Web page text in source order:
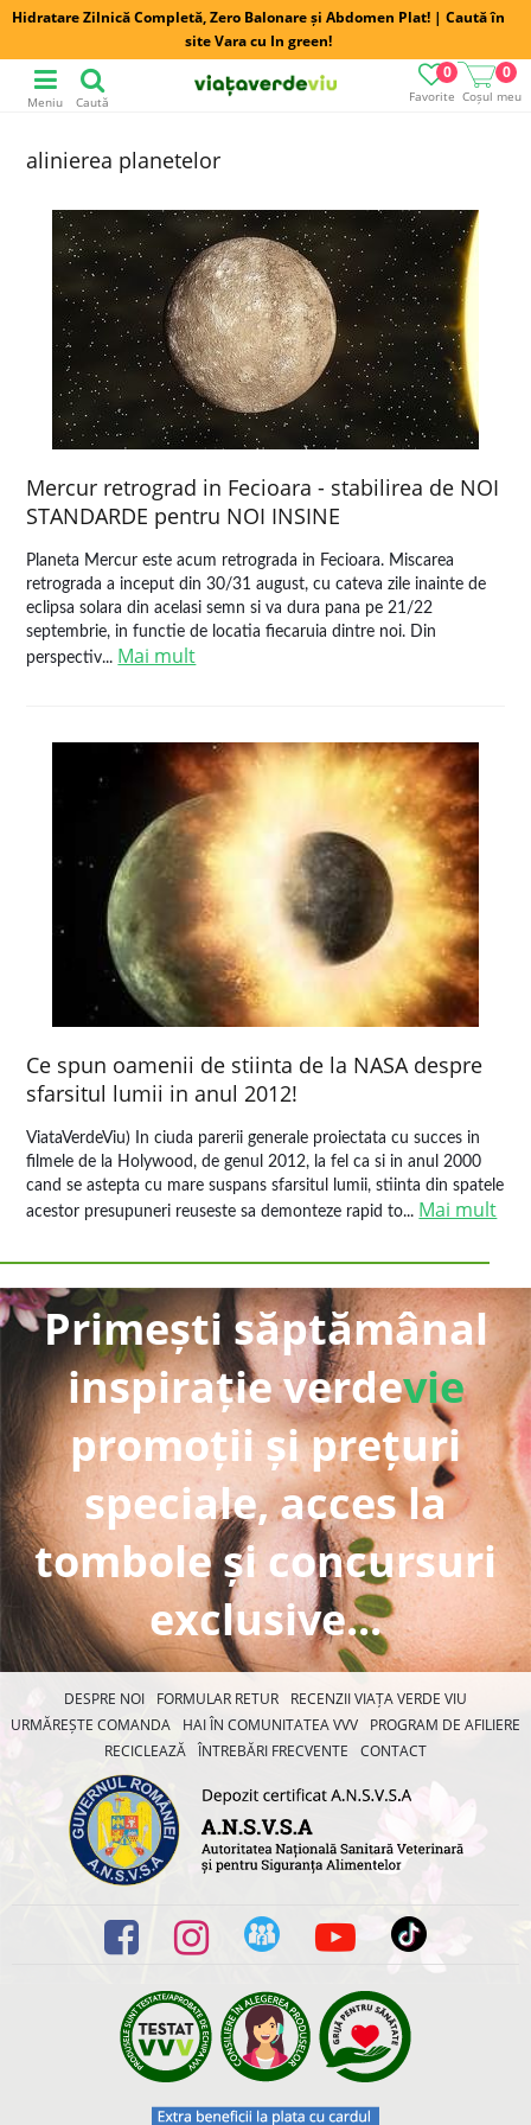
Hidratare Zilnică Completă, Zero Balonare și Abdomen Plat! | Caută în
site Vara cu In green!
Favorite
0
Coșul meu
0
Meniu Caută
alinierea planetelor
Mercur retrograd in Fecioara - stabilirea de NOI
STANDARDE pentru NOI INSINE
Planeta Mercur este acum retrograda in Fecioara. Miscarea
retrograda a inceput din 30/31 august, cu cateva zile inainte de
eclipsa solara din acelasi semn si va dura pana pe 21/22
septembrie, in functie de locatia fiecaruia dintre noi. Din
perspectiv... Mai mult
Ce spun oamenii de stiinta de la NASA despre
sfarsitul lumii in anul 2012!
ViataVerdeViu) In ciuda parerii generale proiectata cu succes in
filmele de la Holywood, de genul 2012, la fel ca si in anul 2000
cand se astepta cu mare suspans sfarsitul lumii, stiinta din spatele
acestor presupuneri reuseste sa demonteze rapid to... Mai mult
Primești săptămânal
inspirație verdevie
promoții și prețuri
speciale, acces la
tombole și concursuri
exclusive...
DESPRE NOI FORMULAR RETUR
RECENZII VIAȚA VERDE VIU
URMĂREȘTE COMANDA
HAI ÎN COMUNITATEA VVV
PROGRAM DE AFILIERE
RECICLEAZĂ ÎNTREBĂRI FRECVENTE CONTACT